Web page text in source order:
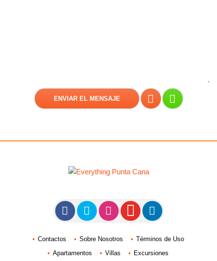
Contactos Sobre Nosotros
Términos de Uso
Apartamentos
Villas Excursiones